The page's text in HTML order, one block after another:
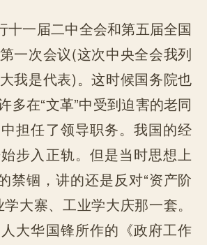
十一届二中全会和第五届全国
一次会议(这次中央全会我列
我是代表)。这时候国务院也
多在“文革”中受到迫害的老同
担任了领导职务。我国的经
步入正轨。但是当时思想上
禁锢，讲的还是反对“资产阶
大寨、工业学大庆那一套。
大华国锋所作的《政府工作